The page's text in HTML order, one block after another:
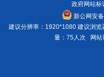
政府网站
新公网安备
建议分辨率：1920*1080 建议浏
量：75人次
网